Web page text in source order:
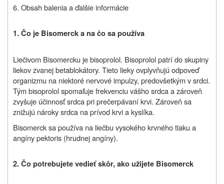
6. Obsah balenia a ďalšie informácie
1. Čo je Bisomerck a na čo sa používa
Liečivom Bisomercku je bisoprolol. Bisoprolol patrí do skupiny
liekov zvanej betablokátory. Tieto lieky ovplyvňujú odpoveď
organizmu na niektoré nervové impulzy, predovšetkým v srdci.
Tým bisoprolol spomaľuje frekvenciu vášho srdca a zároveň
zvyšuje účinnosť srdca pri prečerpávaní krvi. Zároveň sa
znižujú nároky srdca na prívod krvi a kyslíka.
Bisomerck sa používa na liečbu vysokého krvného tlaku a
angíny pektoris (hrudnej angíny).
2. Čo potrebujete vedieť skôr, ako užijete Bisomerck